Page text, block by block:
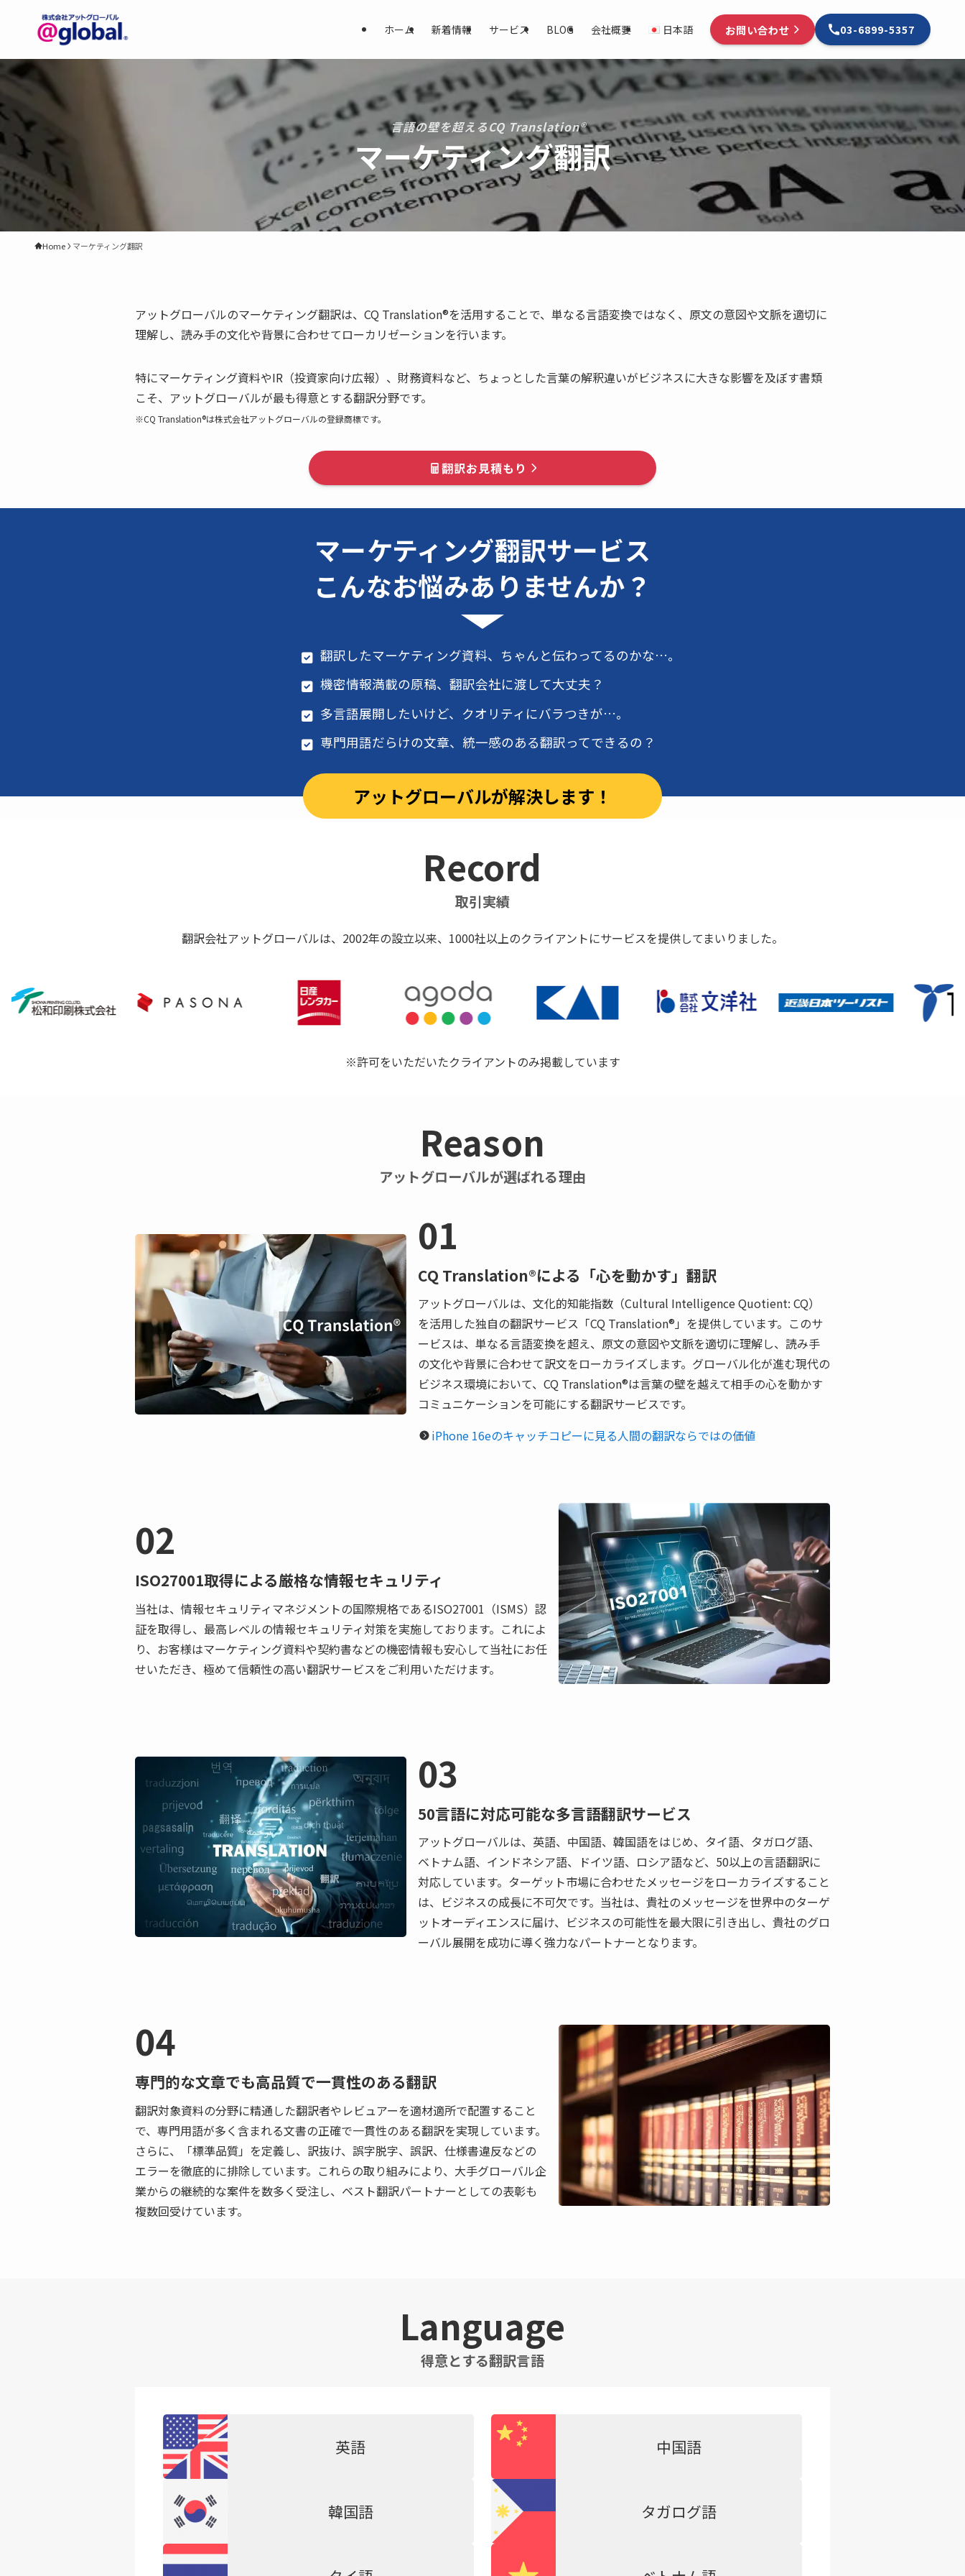
ホーム 新着情報 サービス BLOG 会社概要 日本語 お問い合わせ 03-6899-5357
マーケティング翻訳
言語の壁を超えるCQ Translation®
Home マーケティング翻訳
アットグローバルのマーケティング翻訳は、CQ Translation®を活用することで、単なる言語変換ではなく、原文の意図や文脈を適切に
理解し、読み手の文化や背景に合わせてローカリゼーションを行います。
特にマーケティング資料やIR（投資家向け広報）、財務資料など、ちょっとした言葉の解釈違いがビジネスに大きな影響を及ぼす書類
こそ、アットグローバルが最も得意とする翻訳分野です。
※CQ Translation®は株式会社アットグローバルの登録商標です。
翻訳お見積もり
マーケティング翻訳サービス
こんなお悩みありませんか？
翻訳したマーケティング資料、ちゃんと伝わってるのかな…。
機密情報満載の原稿、翻訳会社に渡して大丈夫？
多言語展開したいけど、クオリティにバラつきが…。
専門用語だらけの文章、統一感のある翻訳ってできるの？
アットグローバルが解決します！
Record
取引実績
翻訳会社アットグローバルは、2002年の設立以来、1000社以上のクライアントにサービスを提供してまいりました。
※許可をいただいたクライアントのみ掲載しています
Reason
アットグローバルが選ばれる理由
01
CQ Translation®による「心を動かす」翻訳
アットグローバルは、文化的知能指数（Cultural Intelligence Quotient: CQ）
を活用した独自の翻訳サービス「CQ Translation®」を提供しています。このサ
ービスは、単なる言語変換を超え、原文の意図や文脈を適切に理解し、読み手
の文化や背景に合わせて訳文をローカライズします。グローバル化が進む現代の
ビジネス環境において、CQ Translation®は言葉の壁を越えて相手の心を動かす
コミュニケーションを可能にする翻訳サービスです。
iPhone 16eのキャッチコピーに見る人間の翻訳ならではの価値
02
ISO27001取得による厳格な情報セキュリティ
当社は、情報セキュリティマネジメントの国際規格であるISO27001（ISMS）認
証を取得し、最高レベルの情報セキュリティ対策を実施しております。これによ
り、お客様はマーケティング資料や契約書などの機密情報も安心して当社にお任
せいただき、極めて信頼性の高い翻訳サービスをご利用いただけます。
03
50言語に対応可能な多言語翻訳サービス
アットグローバルは、英語、中国語、韓国語をはじめ、タイ語、タガログ語、
ベトナム語、インドネシア語、ドイツ語、ロシア語など、50以上の言語翻訳に
対応しています。ターゲット市場に合わせたメッセージをローカライズすること
は、ビジネスの成長に不可欠です。当社は、貴社のメッセージを世界中のターゲ
ットオーディエンスに届け、ビジネスの可能性を最大限に引き出し、貴社のグロ
ーバル展開を成功に導く強力なパートナーとなります。
04
専門的な文章でも高品質で一貫性のある翻訳
翻訳対象資料の分野に精通した翻訳者やレビュアーを適材適所で配置すること
で、専門用語が多く含まれる文書の正確で一貫性のある翻訳を実現しています。
さらに、「標準品質」を定義し、訳抜け、誤字脱字、誤訳、仕様書違反などの
エラーを徹底的に排除しています。これらの取り組みにより、大手グローバル企
業からの継続的な案件を数多く受注し、ベスト翻訳パートナーとしての表彰も
複数回受けています。
Language
得意とする翻訳言語
英語 中国語
韓国語 タガログ語